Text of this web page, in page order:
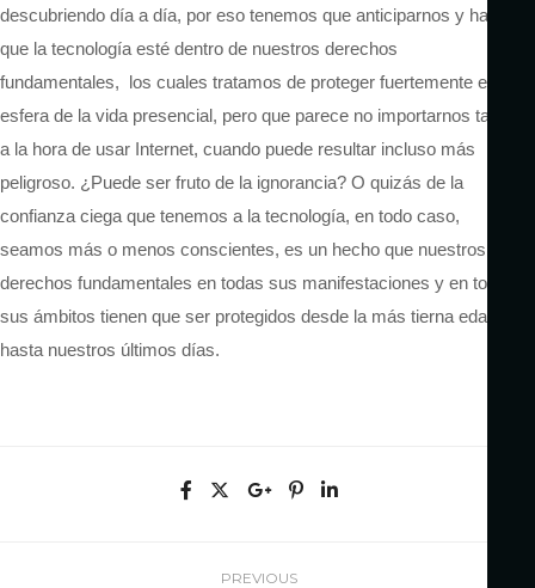
descubriendo día a día, por eso tenemos que anticiparnos y hacer
que la tecnología esté dentro de nuestros derechos
fundamentales, los cuales tratamos de proteger fuertemente en la
esfera de la vida presencial, pero que parece no importarnos tanto
a la hora de usar Internet, cuando puede resultar incluso más
peligroso. ¿Puede ser fruto de la ignorancia? O quizás de la
confianza ciega que tenemos a la tecnología, en todo caso,
seamos más o menos conscientes, es un hecho que nuestros
derechos fundamentales en todas sus manifestaciones y en todos
sus ámbitos tienen que ser protegidos desde la más tierna edad
hasta nuestros últimos días.
PREVIOUS